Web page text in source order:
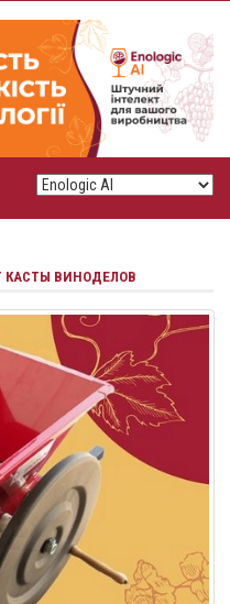
КАСТЫ ВИНОДЕЛОВ